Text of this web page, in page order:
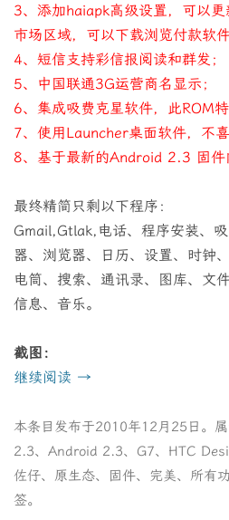
3、添加haiapk高级设置，可以
市场区域，可以下载浏览付款软件
4、短信支持彩信报阅读和群发；
5、中国联通3G运营商名显示；
6、集成吸费克星软件，此ROM
7、使用Launcher桌面软件，不喜
8、基于最新的Android 2.3 固件
最终精简只剩以下程序：
Gmail,Gtlak,电话、程序安装、
器、浏览器、日历、设置、时钟
电筒、搜索、通讯录、图库、文
信息、音乐。
截图：
继续阅读 →
本条目发布于2010年12月25日 。
2.3、 Android 2.3、 G7、 HTC
佐仔、 原生态、 固件、 完美、 所有
签。